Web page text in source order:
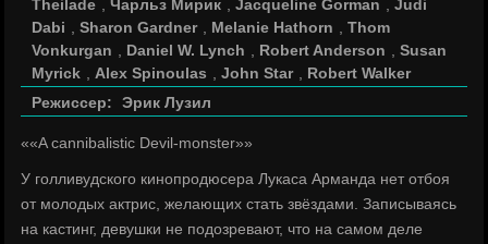
Theilade
,Чарльз Мирик ,Jacqueline Gorman ,Judi
Dabi
,Sharon Gardner Melanie Hathorn ,Thom
Vonkurgan
Daniel W. Lynch Robert Anderson ,Susan
Myrick
Alex Spinoulas ,John Star
Robert Walker
Режиссер:
Эрик Лузил
««A cannibalistic Devil-monster»»
У голливудского кинопродюсера Лукаса Арманда нет отбоя
от молодых актрис, желающих стать звёздами. Записываясь
на кастинг, девушки не подозревают, что на самом деле